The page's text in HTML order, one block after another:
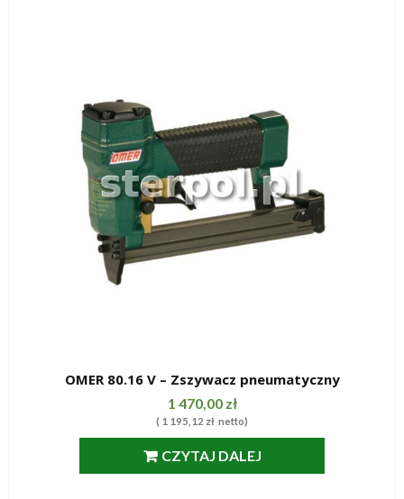
OMER 80.16 V – Zszywacz pneumatyczny
1 470,00 zł
( 1 195,12 zł netto)
CZYTAJ DALEJ